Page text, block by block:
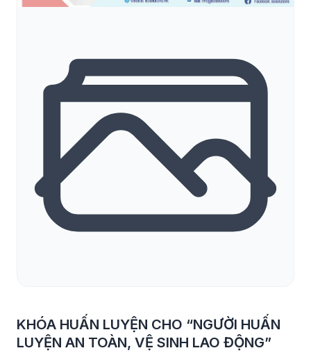
KHÓA HUẤN LUYỆN CHO “NGƯỜI HUẤN
LUYỆN AN TOÀN, VỆ SINH LAO ĐỘNG”